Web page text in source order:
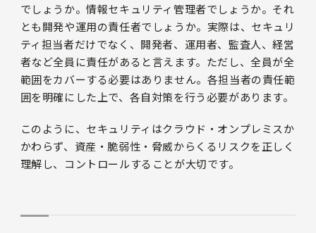
でしょうか。情報セキュリティ管理者でしょうか。それ
とも開発や運用の責任者でしょうか。実際は、セキュリ
ティ担当者だけでなく、開発者、運用者、監査人、経営
者など全員に責任があると言えます。ただし、全員が全
範囲をカバーする必要はありません。各担当者の責任範
囲を明確にした上で、各自対策を行う必要があります。
このように、セキュリティはクラウド・オンプレミスか
かわらず、資産・脆弱性・脅威からくるリスクを正しく
理解し、コントロールすることが⼤切です。